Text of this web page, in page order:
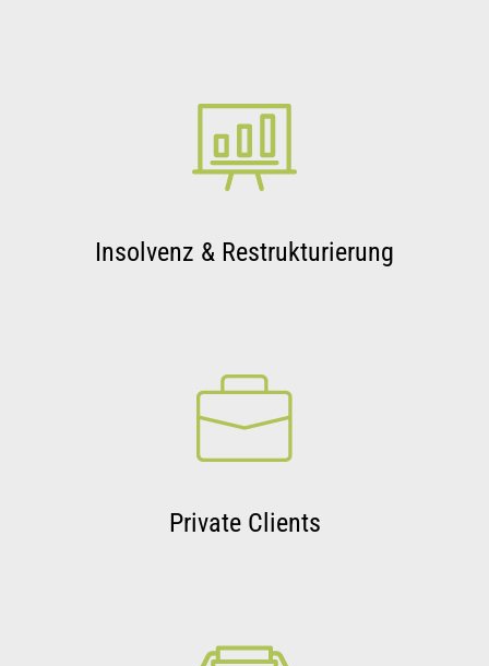
Insolvenz & Restrukturierung
Private Clients